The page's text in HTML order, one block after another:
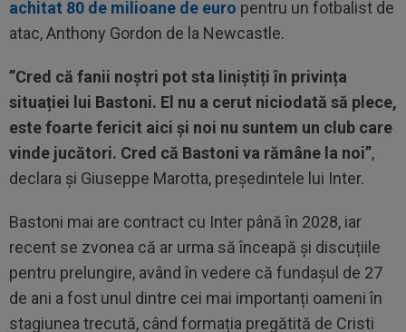
achitat 80 de milioane de euro pentru un fotbalist de
atac, Anthony Gordon de la Newcastle.
”Cred că fanii noștri pot sta liniștiți în privința
situației lui Bastoni. El nu a cerut niciodată să plece,
este foarte fericit aici și noi nu suntem un club care
vinde jucători. Cred că Bastoni va rămâne la noi”,
declara și Giuseppe Marotta, președintele lui Inter.
Bastoni mai are contract cu Inter până în 2028, iar
recent se zvonea că ar urma să înceapă și discuțiile
pentru prelungire, având în vedere că fundașul de 27
de ani a fost unul dintre cei mai importanți oameni în
stagiunea trecută, când formația pregătită de Cristi